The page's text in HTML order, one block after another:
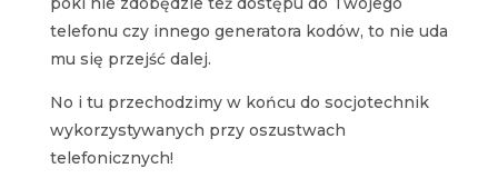
telefonu czy innego generatora kodów, to nie uda
mu się przejść dalej.
No i tu przechodzimy w końcu do socjotechnik
wykorzystywanych przy oszustwach
telefonicznych!